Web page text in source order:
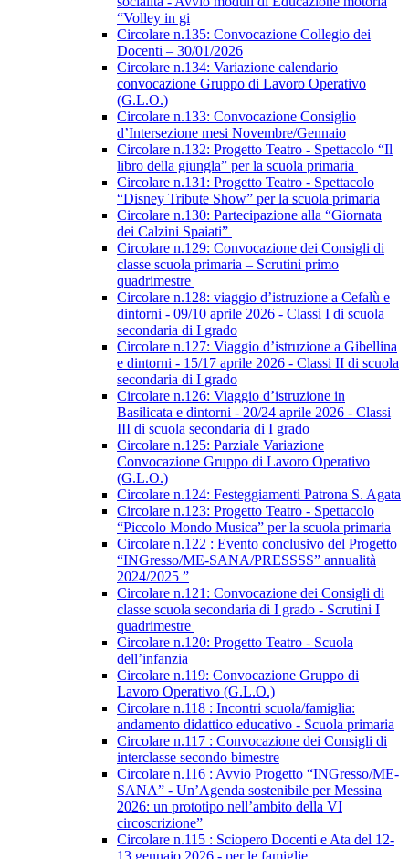
“Volley in gi
Circolare n.135: Convocazione Collegio dei
Docenti – 30/01/2026
Circolare n.134: Variazione calendario
convocazione Gruppo di Lavoro Operativo
(G.L.O.)
Circolare n.133: Convocazione Consiglio
d’Intersezione mesi Novembre/Gennaio
Circolare n.132: Progetto Teatro - Spettacolo “Il
libro della giungla” per la scuola primaria
Circolare n.131: Progetto Teatro - Spettacolo
“Disney Tribute Show” per la scuola primaria
Circolare n.130: Partecipazione alla “Giornata
dei Calzini Spaiati”
Circolare n.129: Convocazione dei Consigli di
classe scuola primaria – Scrutini primo
quadrimestre
Circolare n.128: viaggio d’istruzione a Cefalù e
dintorni - 09/10 aprile 2026 - Classi I di scuola
secondaria di I grado
Circolare n.127: Viaggio d’istruzione a Gibellina
e dintorni - 15/17 aprile 2026 - Classi II di scuola
secondaria di I grado
Circolare n.126: Viaggio d’istruzione in
Basilicata e dintorni - 20/24 aprile 2026 - Classi
III di scuola secondaria di I grado
Circolare n.125: Parziale Variazione
Convocazione Gruppo di Lavoro Operativo
(G.L.O.)
Circolare n.124: Festeggiamenti Patrona S. Agata
Circolare n.123: Progetto Teatro - Spettacolo
“Piccolo Mondo Musica” per la scuola primaria
Circolare n.122 : Evento conclusivo del Progetto
“INGresso/ME-SANA/PRESSSS” annualità
2024/2025 ”
Circolare n.121: Convocazione dei Consigli di
classe scuola secondaria di I grado - Scrutini I
quadrimestre
Circolare n.120: Progetto Teatro - Scuola
dell’infanzia
Circolare n.119: Convocazione Gruppo di
Lavoro Operativo (G.L.O.)
Circolare n.118 : Incontri scuola/famiglia:
andamento didattico educativo - Scuola primaria
Circolare n.117 : Convocazione dei Consigli di
interclasse secondo bimestre
Circolare n.116 : Avvio Progetto “INGresso/ME-
SANA” - Un’Agenda sostenibile per Messina
2026: un prototipo nell’ambito della VI
circoscrizione”
Circolare n.115 : Sciopero Docenti e Ata del 12-